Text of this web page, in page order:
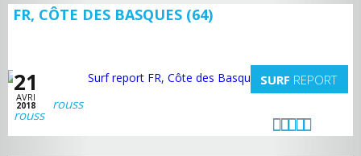
FR, CÔTE DES BASQUES (64)
21
AVRI
2018
SURF REPORT
rouss